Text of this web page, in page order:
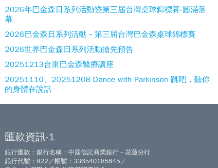
2026年巴金森日系列活動暨第三屆台灣桌球錦標賽-圓滿落
幕
2026巴金森日系列活動－第三屆台灣巴金森桌球錦標賽
2026世界巴金森日系列活動搶先預告
20251213台東巴金森醫療講座
20251110、20251208 Dance with Parkinson 跳吧，聽你
的身體在說話
匯款資訊-1
銀行匯款：銀行名稱：中國信託商業銀行－花蓮分行
銀行代號：822／帳號：336540185845／